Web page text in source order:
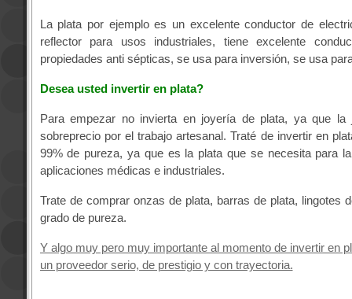
La plata por ejemplo es un excelente conductor de
reflector para usos industriales, tiene excelente
propiedades anti sépticas, se usa para inversión, se usa
Desea usted invertir en plata?
Para empezar no invierta en joyería de plata, ya que la
sobreprecio por el trabajo artesanal. Traté de invertir en
99% de pureza, ya que es la plata que se necesita para
aplicaciones médicas e industriales.
Trate de comprar onzas de plata, barras de plata, lingotes
grado de pureza.
Y algo muy pero muy importante al momento de invertir en
un proveedor serio, de prestigio y con trayectoria.